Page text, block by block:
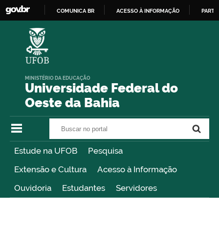
COMUNICA BR ACESSO À INFORMAÇÃO
Universidade Federal do
Oeste da Bahia
MINISTÉRIO DA EDUCAÇÃO
Estude na UFOB
Pesquisa
Extensão e Cultura
Acesso à Informação
Ouvidoria
Estudantes Servidores